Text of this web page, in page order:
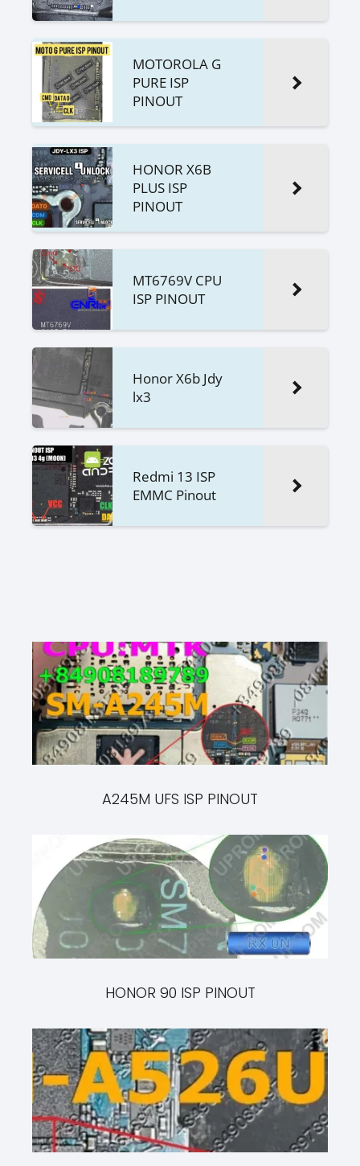
MOTOROLA G
PURE ISP
PINOUT
HONOR X6B
PLUS ISP
PINOUT
MT6769V CPU
ISP PINOUT
Honor X6b Jdy
lx3
Redmi 13 ISP
EMMC Pinout
A245M UFS ISP PINOUT
HONOR 90 ISP PINOUT